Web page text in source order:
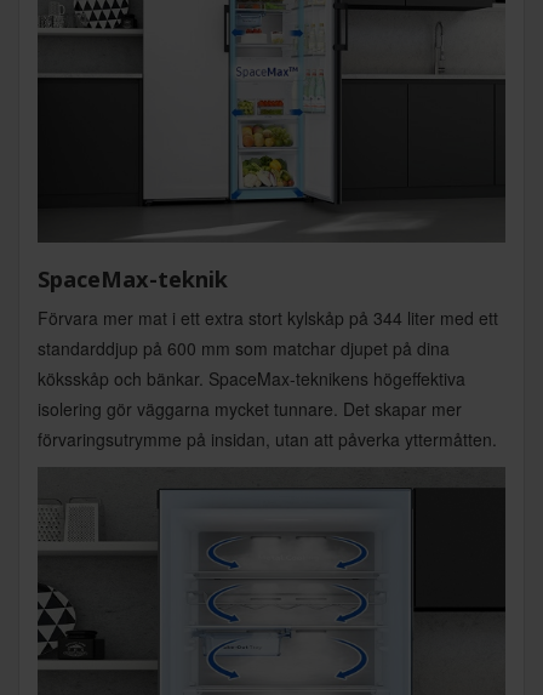
SpaceMax-teknik
Förvara mer mat i ett extra stort kylskåp på 344 liter med ett
standarddjup på 600 mm som matchar djupet på dina
köksskåp och bänkar. SpaceMax-teknikens högeffektiva
isolering gör väggarna mycket tunnare. Det skapar mer
förvaringsutrymme på insidan, utan att påverka yttermåtten.